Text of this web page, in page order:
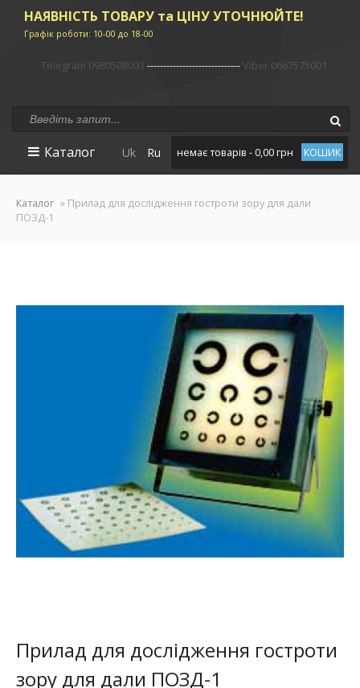
НАЯВНІСТЬ ТОВАРУ та ЦІНУ УТОЧНЮЙТЕ!
Графік роботи: 10-00 до 18-00
Telegram 0980508001 -----------------------------Viber 0667575001
Uk Ru немає товарів - 0,00 грн КОШИК
Каталог
Каталог » Прилад для дослідження гостроти зору для дали
ПОЗД-1
Прилад для дослідження гостроти
зору для дали ПОЗД-1